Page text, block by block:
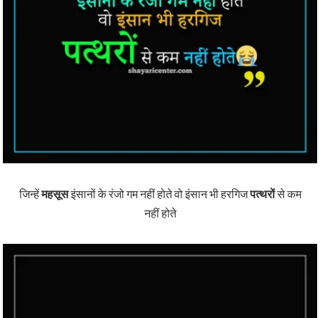
जिन्हेंमहसूसइंसानों के रंजो गम नहीं होते वो इंसान भी हरगिजपत्थरोंसे कम
नहीं होते